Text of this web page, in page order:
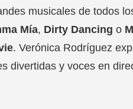
musicales de todos
Mía, Dirty Dancing o
. Verónica Rodríguez
divertidas y voces en